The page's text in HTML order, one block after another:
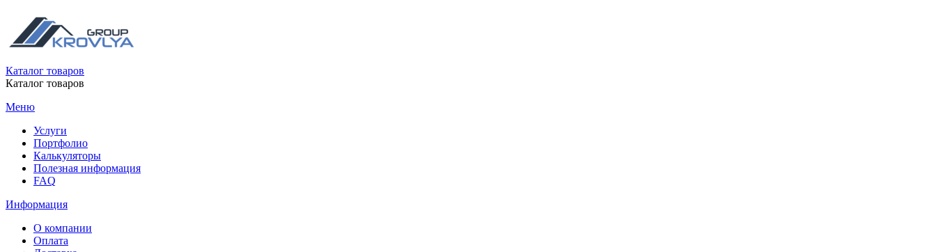
Каталог товаров
Каталог товаров
Меню
Услуги
Портфолио
Калькуляторы
Полезная информация
FAQ
Информация
О компании
Оплата